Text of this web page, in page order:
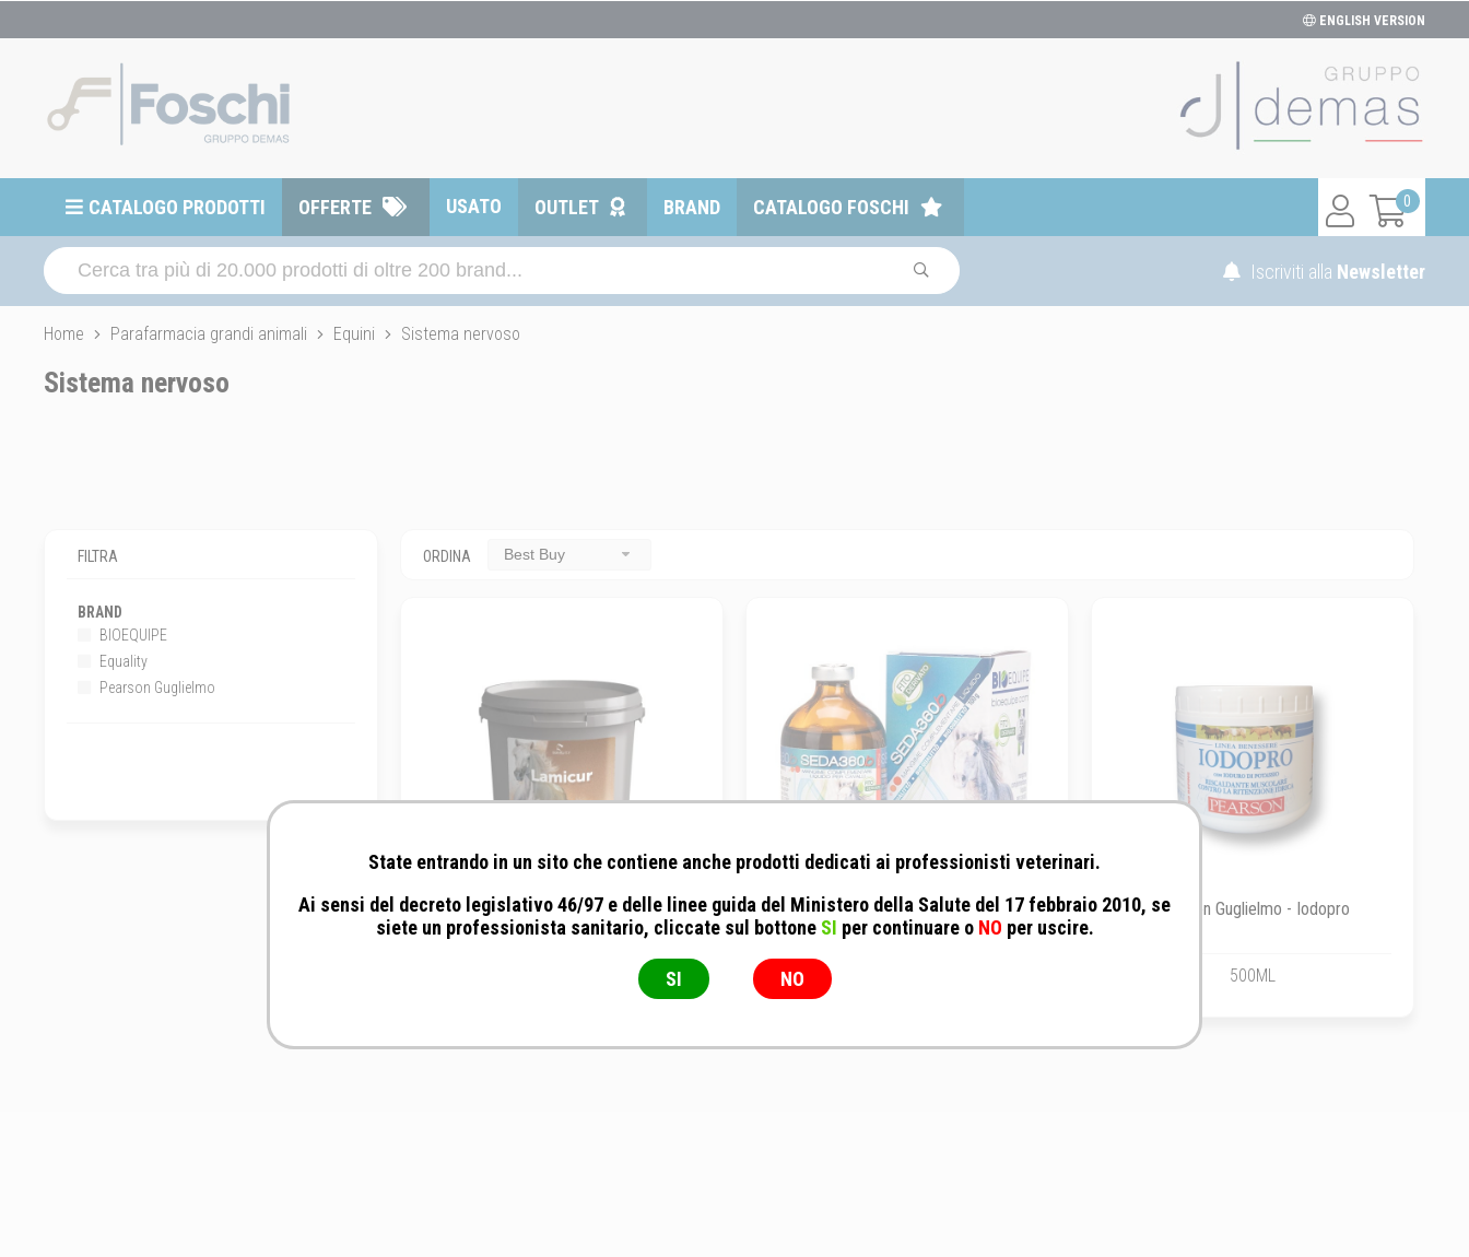
ENGLISH VERSION
0
CATALOGO PRODOTTI OFFERTE USATO OUTLET BRAND CATALOGO FOSCHI
Iscriviti alla Newsletter
Home Parafarmacia grandi animali Equini Sistema nervoso
Sistema nervoso
FILTRA
BRAND
BIOEQUIPE
Equality
Pearson Guglielmo
ORDINA Best Buy
Equality - Lamicur BIOEQUIPE - Seda360B Pearson Guglielmo - Iodopro
500ML
State entrando in un sito che contiene anche prodotti dedicati ai professionisti veterinari.
Ai sensi del decreto legislativo 46/97 e delle linee guida del Ministero della Salute del 17 febbraio 2010, se
siete un professionista sanitario, cliccate sul bottone SI per continuare o NO per uscire.
SI NO